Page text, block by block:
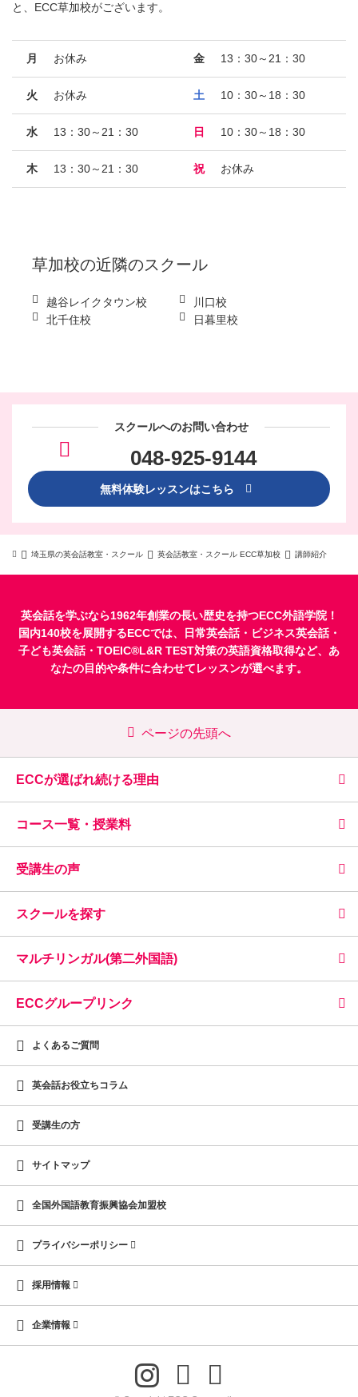
と、ECC草加校がございます。
月 お休み
火 お休み
水 13：30～21：30
木 13：30～21：30
金 13：30～21：30
土 10：30～18：30
日 10：30～18：30
祝 お休み
草加校の近隣のスクール
越谷レイクタウン校
川口校
北千住校
日暮里校
スクールへのお問い合わせ
048-925-9144
無料体験レッスンはこちら
埼玉県の英会話教室・スクール 英会話教室・スクール ECC草加校 講師紹介
英会話を学ぶなら1962年創業の長い歴史を持つECC外語学院！
国内140校を展開するECCでは、
日常英会話・ ビジネス英会話・
子ども英会話・ TOEIC®L&R TEST対策の英語資格取得など、あ
なたの目的や条件に合わせてレッスンが選べます。
ページの先頭へ
ECCが選ばれ続ける理由
コース一覧・授業料
受講生の声
スクールを探す
マルチリンガル(第二外国語)
ECCグループリンク
よくあるご質問
英会話お役立ちコラム
受講生の方
サイトマップ
全国外国語教育振興協会加盟校
プライバシーポリシー
採用情報
企業情報